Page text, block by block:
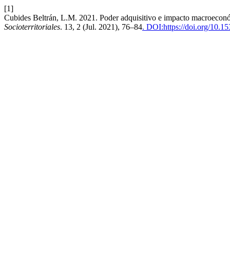
[1]
Cubides Beltrán, L.M. 2021. Poder adquisitivo e impacto
Socioterritoriales. 13, 2 (Jul. 2021), 76–84. DOI:https://doi.org/